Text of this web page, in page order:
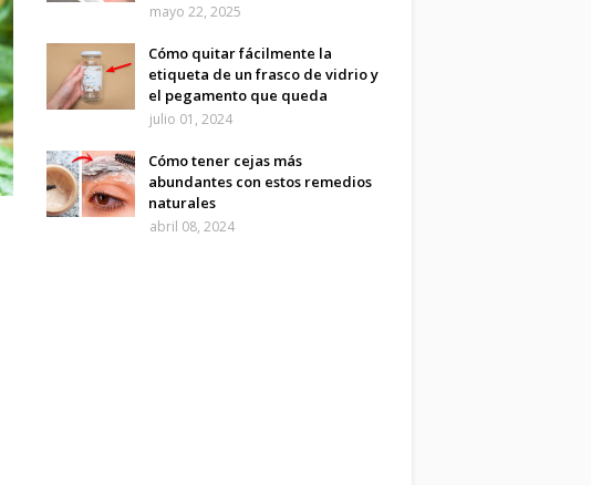
mayo 22, 2025
Cómo quitar fácilmente la
etiqueta de un frasco de vidrio y
el pegamento que queda
julio 01, 2024
Cómo tener cejas más
abundantes con estos remedios
naturales
abril 08, 2024